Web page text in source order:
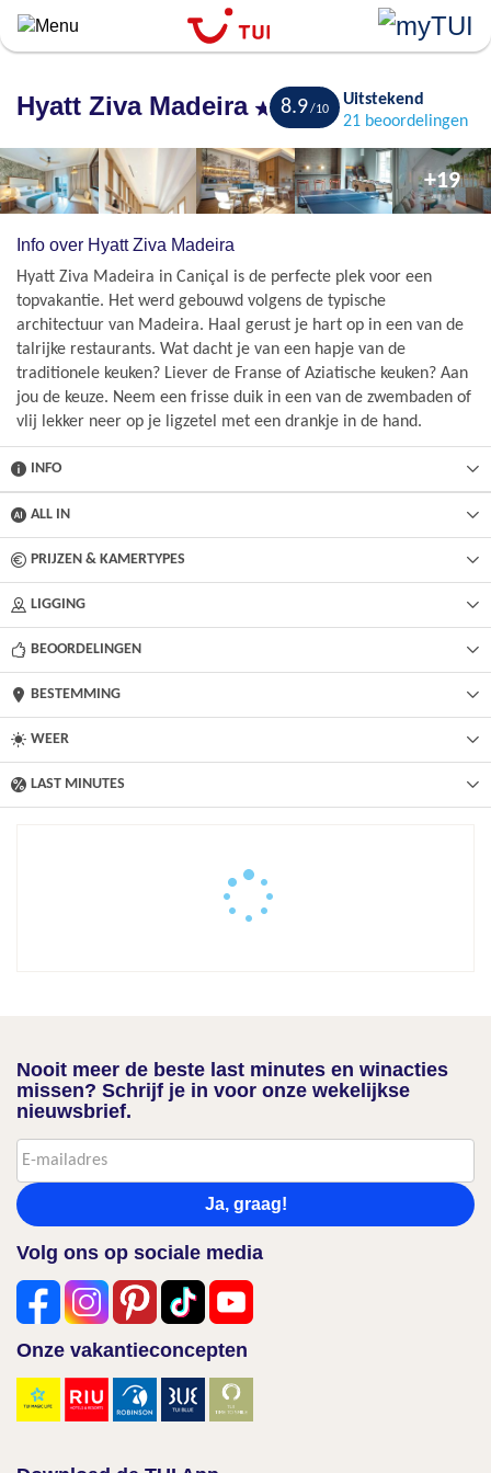
Overslaan
inhoud
gaan
Hyatt Ziva Madeira Bewaren
8.9
Uitstekend
21 beoordelingen
+19
Info over Hyatt Ziva Madeira
Hyatt Ziva Madeira in Caniçal is de perfecte plek voor een
topvakantie. Het werd gebouwd volgens de typische
architectuur van Madeira. Haal gerust je hart op in een van de
talrijke restaurants. Wat dacht je van een hapje van de
traditionele keuken? Liever de Franse of Aziatische keuken? Aan
jou de keuze. Neem een frisse duik in een van de zwembaden of
vlij lekker neer op je ligzetel met een drankje in de hand.
INFO
ALL IN
PRIJZEN & KAMERTYPES
LIGGING
BEOORDELINGEN
BESTEMMING
WEER
LAST MINUTES
Nooit meer de beste last minutes en winacties
missen? Schrijf je in voor onze wekelijkse
nieuwsbrief.
Ja, graag!
Volg ons op sociale media
Onze vakantieconcepten